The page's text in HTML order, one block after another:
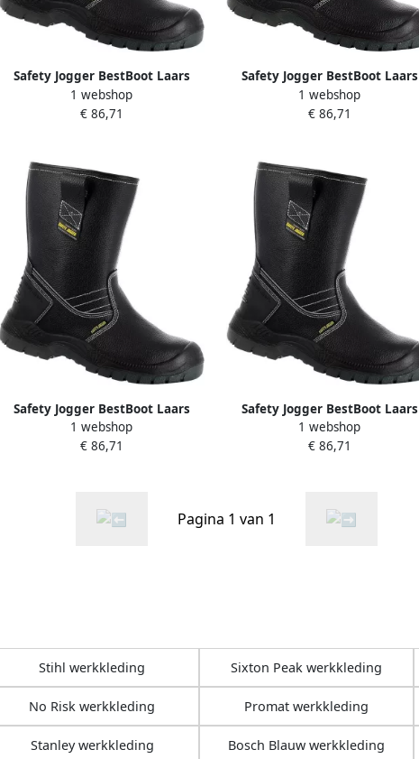
Safety Jogger BestBoot Laars
Hoog S3 Zwart 00.118.032.42
1 webshop
€ 86,71
Safety Jogger BestBoot Laars
Hoog S3 Zwart 00.118.032.43
1 webshop
€ 86,71
Safety Jogger BestBoot Laars
Hoog S3 Zwart 00.118.032.38
1 webshop
€ 86,71
Safety Jogger BestBoot Laars
Hoog S3 Zwart 00.118.032.44
1 webshop
€ 86,71
Pagina 1 van 1
Stihl werkkleding Sixton Peak werkkleding
No Risk werkkleding Promat werkkleding
Stanley werkkleding Bosch Blauw werkkleding